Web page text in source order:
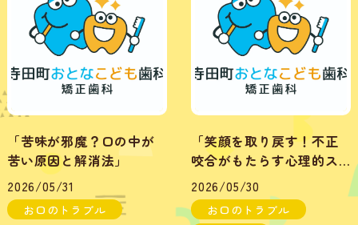
「苦味が邪魔？口の中が
苦い原因と解消法」
2026/05/31
お口のトラブル
「笑顔を取り戻す！不正
咬合がもたらす心理的ス
トレスとは？」
2026/05/30
お口のトラブル